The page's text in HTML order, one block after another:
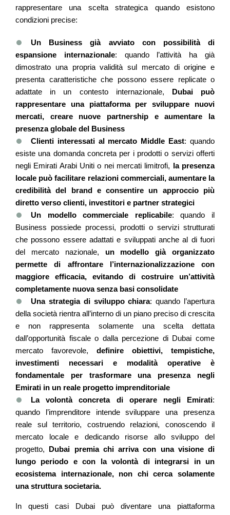
rappresentare una scelta strategica quando esistono
condizioni precise:
Un Business già avviato con possibilità di
espansione internazionale: quando l’attività ha già
dimostrato una propria validità sul mercato di origine e
presenta caratteristiche che possono essere replicate o
adattate in un contesto internazionale, Dubai può
rappresentare una piattaforma per sviluppare nuovi
mercati, creare nuove partnership e aumentare la
presenza globale del Business
Clienti interessati al mercato Middle East: quando
esiste una domanda concreta per i prodotti o servizi offerti
negli Emirati Arabi Uniti o nei mercati limitrofi, la presenza
locale può facilitare relazioni commerciali, aumentare la
credibilità del brand e consentire un approccio più
diretto verso clienti, investitori e partner strategici
Un modello commerciale replicabile: quando il
Business possiede processi, prodotti o servizi strutturati
che possono essere adattati e sviluppati anche al di fuori
del mercato nazionale, un modello già organizzato
permette di affrontare l’internazionalizzazione con
maggiore efficacia, evitando di costruire un’attività
completamente nuova senza basi consolidate
Una strategia di sviluppo chiara: quando l’apertura
della società rientra all’interno di un piano preciso di crescita
e non rappresenta solamente una scelta dettata
dall’opportunità fiscale o dalla percezione di Dubai come
mercato favorevole, definire obiettivi, tempistiche,
investimenti necessari e modalità operative è
fondamentale per trasformare una presenza negli
Emirati in un reale progetto imprenditoriale
La volontà concreta di operare negli Emirati:
quando l’imprenditore intende sviluppare una presenza
reale sul territorio, costruendo relazioni, conoscendo il
mercato locale e dedicando risorse allo sviluppo del
progetto, Dubai premia chi arriva con una visione di
lungo periodo e con la volontà di integrarsi in un
ecosistema internazionale, non chi cerca solamente
una struttura societaria.
In questi casi Dubai può diventare una piattaforma